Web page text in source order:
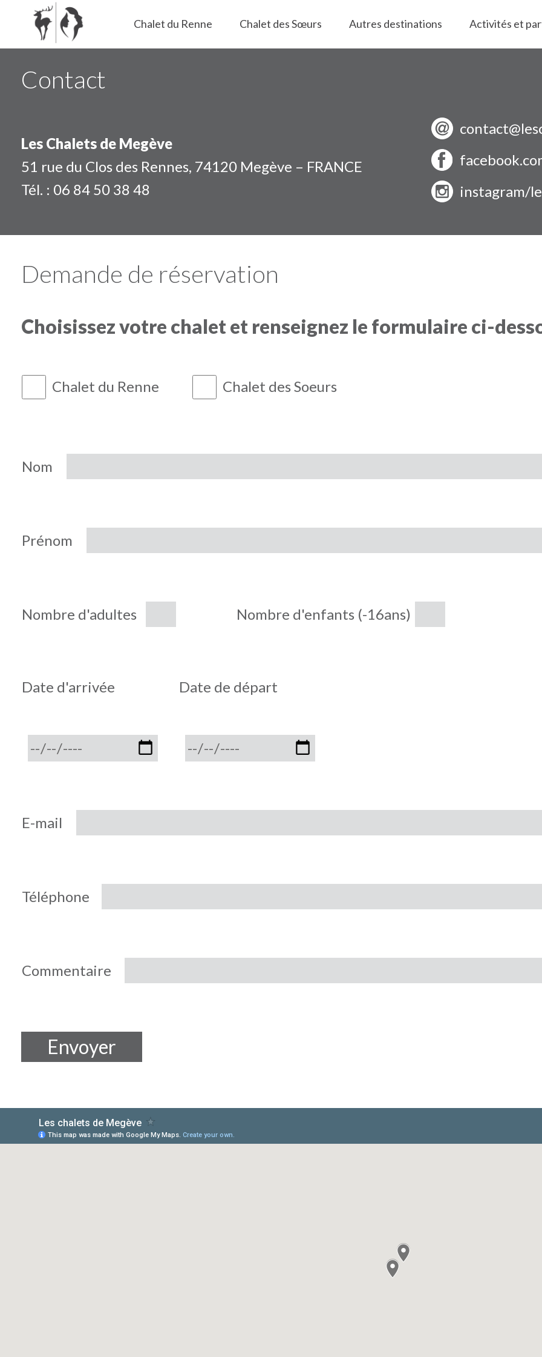
content
Les chalets de Megève Chalet du Renne Chalet des Sœurs Autres destinations Activités et
Contact
Les Chalets de Megève
51 rue du Clos des Rennes, 74120 Megève – FRANCE
Tél. : 06 84 50 38 48
instagram/
Demande de réservation
Choisissez votre chalet et renseignez le formulaire ci-
Chalet du Renne Chalet des Soeurs
Nom
Prénom
Nombre d'adultes Nombre d'enfants (-16ans)
Date d'arrivée Date de départ
E-mail
Téléphone
Commentaire